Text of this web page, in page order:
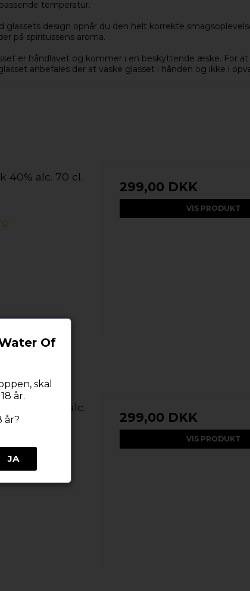
temperatur.
glassets design opnår du den helt korrekte
på spiritussens aroma.
er håndlavet og kommer i en beskyttende æske. For
anbefales der at vaske glasset i hånden og ikke i
40% alc. 70 cl.
299,00 DKK
VIS PRODUKT
40% alc.
299,00 DKK
VIS PRODUKT
Of
skal
år.
år?
JA